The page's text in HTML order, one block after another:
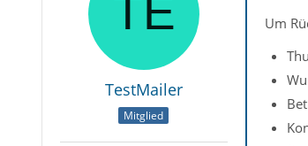
TestMailer
Mitglied
Um